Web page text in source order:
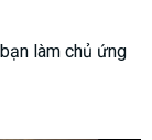
làm chủ ứng